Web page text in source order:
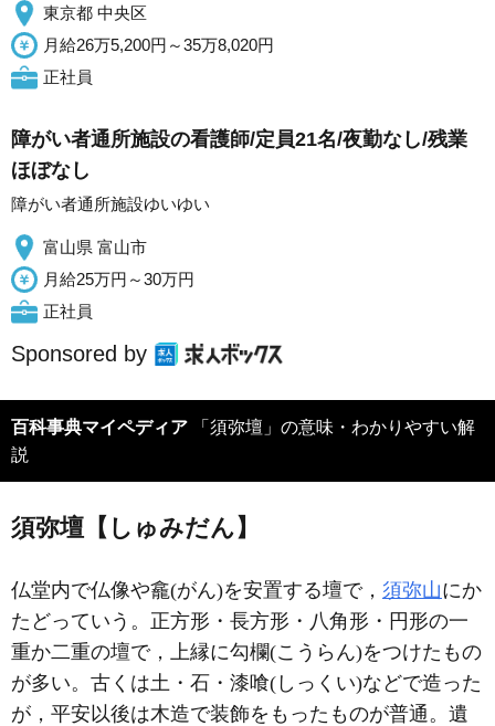
東京都 中央区
月給26万5,200円～35万8,020円
正社員
障がい者通所施設の看護師/定員21名/夜勤なし/残業
ほぼなし
障がい者通所施設ゆいゆい
富山県 富山市
月給25万円～30万円
正社員
Sponsored by
百科事典マイペディア 「須弥壇」の意味・わかりやすい解
説
須弥壇【しゅみだん】
仏堂内で仏像や龕(がん)を安置する壇で， 須弥山にか
たどっていう。正方形・長方形・八角形・円形の一
重か二重の壇で，上縁に勾欄(こうらん)をつけたもの
が多い。古くは土・石・漆喰(しっくい)などで造った
が，平安以後は木造で装飾をもったものが普通。遺